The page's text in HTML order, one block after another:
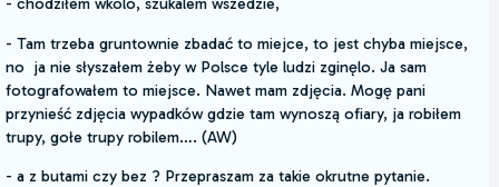
- Tam trzeba gruntownie zbadać to miejce, to jest chyba miejsce,
no ja nie słyszałem żeby w Polsce tyle ludzi zginęlo. Ja sam
fotografowałem to miejsce. Nawet mam zdjęcia. Mogę pani
przynieść zdjęcia wypadków gdzie tam wynoszą ofiary, ja robiłem
trupy, gołe trupy robilem…. (AW)
- a z butami czy bez ? Przepraszam za takie okrutne pytanie.